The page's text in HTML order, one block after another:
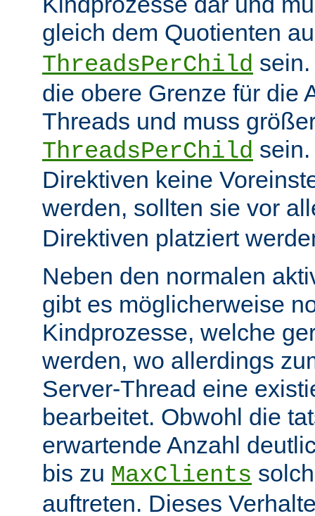
gleich dem Quotienten
ThreadsPerChild
die obere Grenze für die
Threads und muss
ThreadsPerChild
Direktiven keine
werden, sollten sie vor
Direktiven platziert
Neben den normalen
gibt es möglicherweise
Kindprozesse, welche
werden, wo allerdings
Server-Thread eine
bearbeitet. Obwohl die
erwartende Anzahl
bis zu MaxClients
auftreten. Dieses